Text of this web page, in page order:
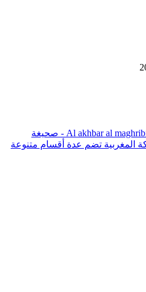
Al akhbar al maghribiya - صحيغة
المغربية تضم عدة أقسام متنوعة